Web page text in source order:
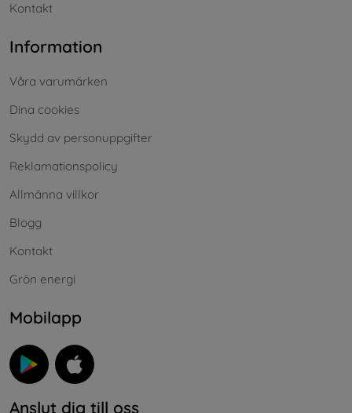
Kontakt
Information
Våra varumärken
Dina cookies
Skydd av personuppgifter
Reklamationspolicy
Allmänna villkor
Blogg
Kontakt
Grön energi
Mobilapp
Anslut dig till oss